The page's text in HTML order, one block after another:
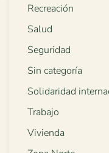
Recreación
Salud
Seguridad
Sin categoría
Solidaridad
Trabajo
Vivienda